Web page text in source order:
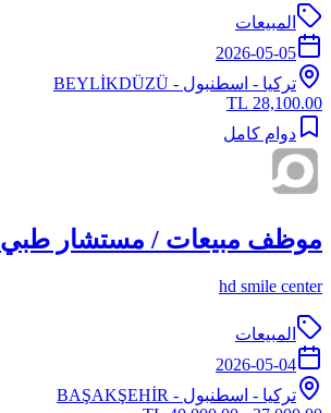
المبيعات
2026-05-05
تركيا - اسطنبول - BEYLİKDÜZÜ
28,100.00 TL
دوام كامل
موظف مبيعات / مستشار طبي
hd smile center
المبيعات
2026-05-04
تركيا - اسطنبول - BAŞAKŞEHİR